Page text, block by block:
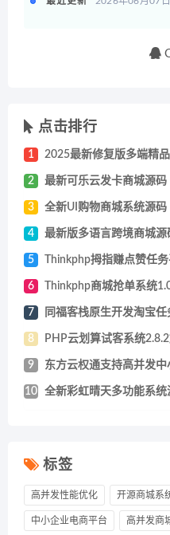
点击排行
1 2025最新修复版多端精
2 最新可乐云发卡商城源码
3 全新UI购物商城系统源码
4 最新版多语言跨境商城源
5 Thinkphp拇指赚点赞任
6 Thinkphp商城抢单系统
7 同福客栈原生开发淘宝
8 PHP云划算试客系统
9 东方云权通支持高并发
10 全新彩虹晴天多功能系
标签
高并发性能优化 开源商城系
中小企业电商平台 高并发商